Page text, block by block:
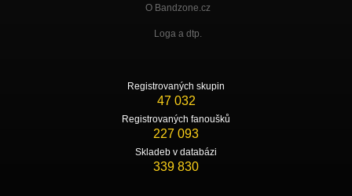
O Bandzone.cz
Loga a dtp.
Registrovaných skupin
47 032
Registrovaných fanoušků
227 093
Skladeb v databázi
339 830